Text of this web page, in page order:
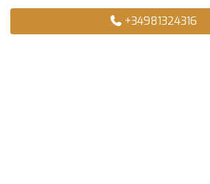
+34981324316